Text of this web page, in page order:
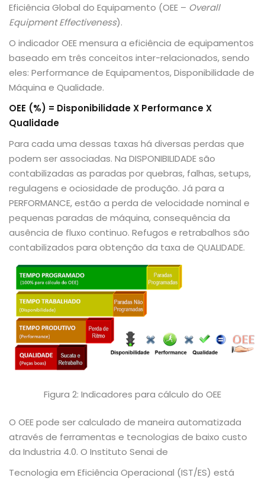
Eficiência Global do Equipamento (OEE – Overall
Equipment Effectiveness).
O indicador OEE mensura a eficiência de equipamentos
baseado em três conceitos inter-relacionados, sendo
eles: Performance de Equipamentos, Disponibilidade de
Máquina e Qualidade.
OEE (%) = Disponibilidade X Performance X
Qualidade
Para cada uma dessas taxas há diversas perdas que
podem ser associadas. Na DISPONIBILIDADE são
contabilizadas as paradas por quebras, falhas, setups,
regulagens e ociosidade de produção. Já para a
PERFORMANCE, estão a perda de velocidade nominal e
pequenas paradas de máquina, consequência da
ausência de fluxo continuo. Refugos e retrabalhos são
contabilizados para obtenção da taxa de QUALIDADE.
Figura 2: Indicadores para cálculo do OEE
O OEE pode ser calculado de maneira automatizada
através de ferramentas e tecnologias de baixo custo
da Industria 4.0. O Instituto Senai de
Tecnologia em Eficiência Operacional (IST/ES) está